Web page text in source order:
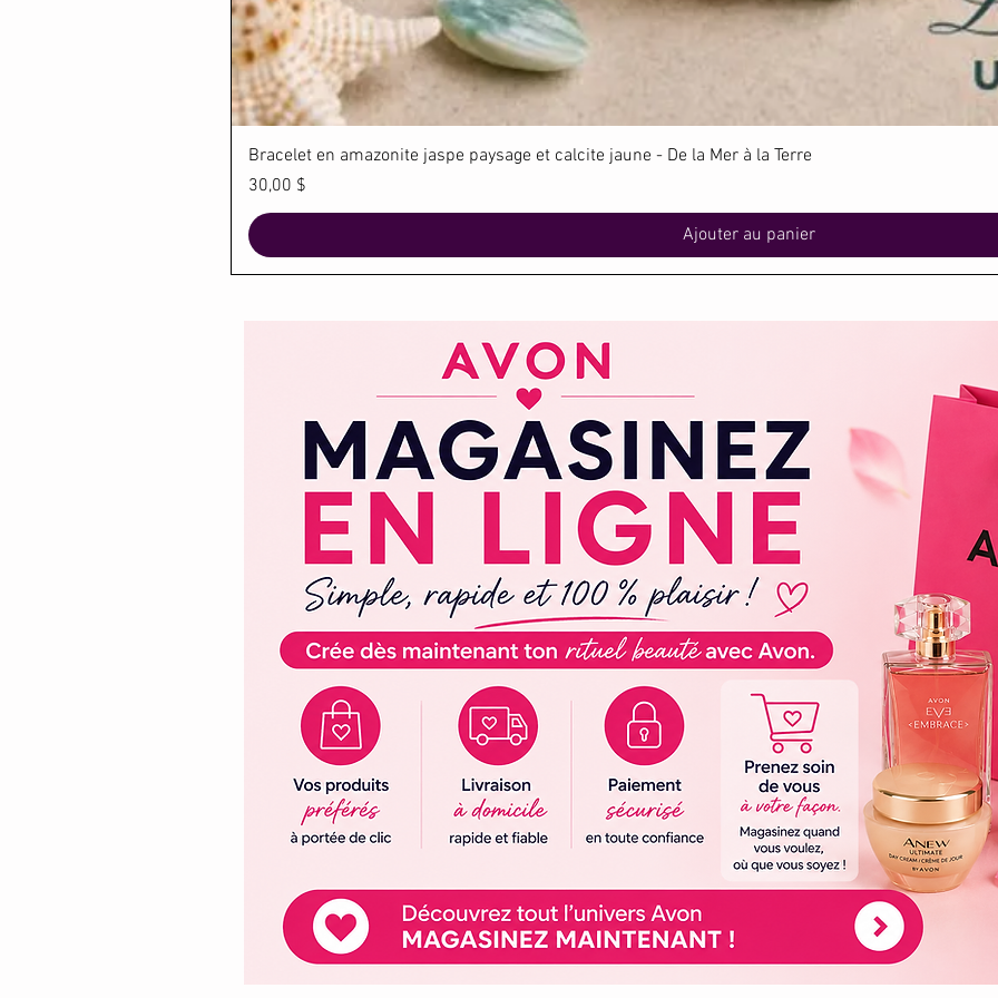
Aperçu rapide
Bracelet en amazonite jaspe paysage et calcite jaune - De la Mer à la Terre
Prix
30,00 $
Ajouter au panier